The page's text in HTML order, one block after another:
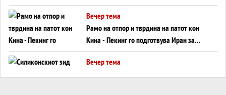
во Суец најавува глобален енергетски
инфаркт?
Вечер тема
Рамо на отпор и тврдина на патот кон
Кина - Пекинг го подготвува Иран за
американска копнена инвазија
Вечер тема